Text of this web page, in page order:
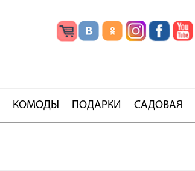
КОМОДЫ ПОДАРКИ САДОВАЯ